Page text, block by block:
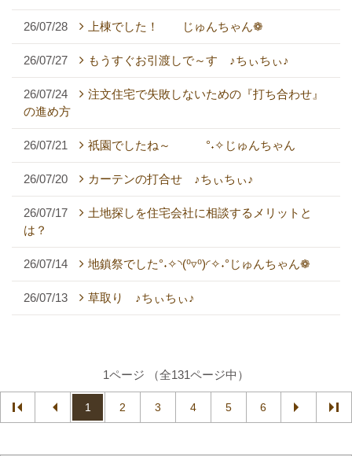
26/07/28 上棟でした！ じゅんちゃん❁
26/07/27 もうすぐお引渡しで～す ♪ちぃちぃ♪
26/07/24
注文住宅で失敗しないための『打ち合わせ』
の進め方
26/07/21 祇園でしたね～ °˖✧じゅんちゃん
26/07/20 カーテンの打合せ ♪ちぃちぃ♪
26/07/17
土地探しを住宅会社に相談するメリットと
は？
26/07/14 地鎮祭でした°˖✧◝(⁰▿⁰)◜✧˖°じゅんちゃん❁
26/07/13 草取り ♪ちぃちぃ♪
1ページ （全131ページ中）
1 2 3 4 5 6